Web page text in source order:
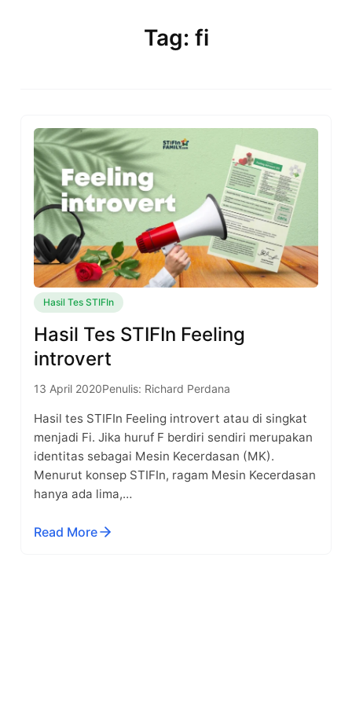
Tag: fi
Hasil Tes STIFIn
Hasil Tes STIFIn Feeling
introvert
13 April 2020Penulis: Richard Perdana
Hasil tes STIFIn Feeling introvert atau di singkat
menjadi Fi. Jika huruf F berdiri sendiri merupakan
identitas sebagai Mesin Kecerdasan (MK).
Menurut konsep STIFIn, ragam Mesin Kecerdasan
hanya ada lima,…
Read More